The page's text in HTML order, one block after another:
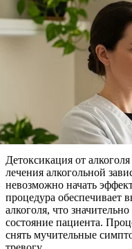
Детоксикация от
лечения алкогольной
невозможно начать
процедура обеспечивает
алкоголя, что
состояние пациента.
снять мучительные